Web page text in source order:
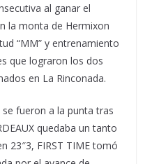
al ganar el
la monta de Hermixon
“MM” y entrenamiento
que lograron los dos
en La Rinconada.
se fueron a la punta tras
quedaba un tanto
23″3, FIRST TIME tomó